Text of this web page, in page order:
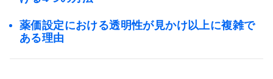
薬価設定における透明性が見かけ以上に複雑で
ある理由